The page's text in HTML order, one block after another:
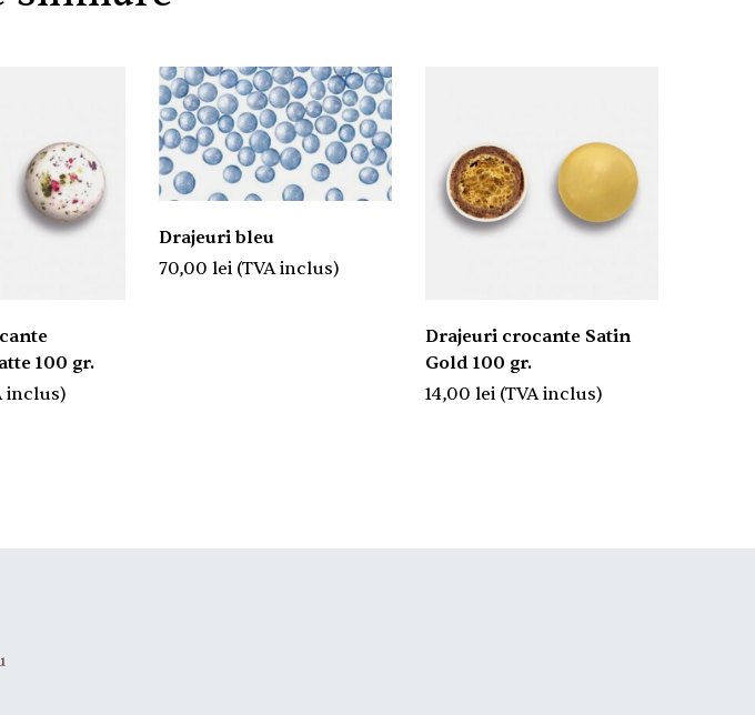
100 gr.
inclus)
Drajeuri bleu
70,00 lei (TVA inclus)
Drajeuri crocante Satin
Gold 100 gr.
14,00 lei (TVA inclus)